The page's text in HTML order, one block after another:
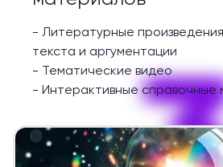
- Литературные
текста и аргументации
- Тематические видео
- Интерактивные справочные